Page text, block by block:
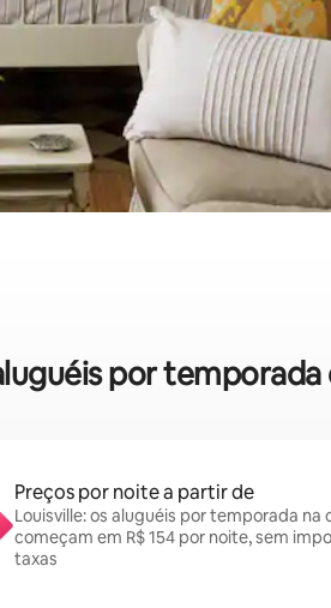
por
Preços por noite a partir de
Louisville: os aluguéis por temporada na
começam em R$ 154 por noite, sem
taxas